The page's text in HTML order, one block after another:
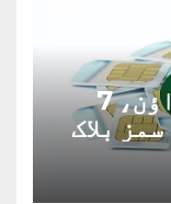
پی ٹی اے کا بڑا کریک ڈاؤن، 7